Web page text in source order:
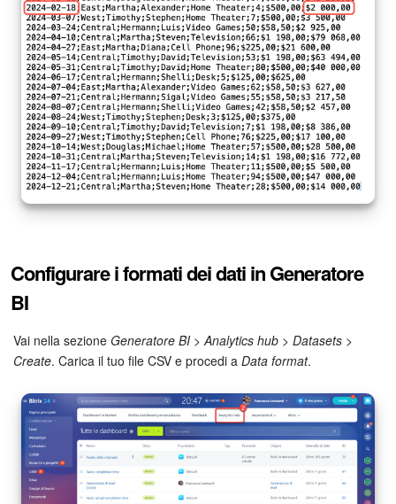
Generatore BI
Bitrix24 Market
Siti e store
Online store
Dipendenti
Firma elettronica
Automazione
Flussi di lavoro
Marketing
Configurare i formati dei dati in Generatore
BI
Vai nella sezione Generatore BI >Analytics hub > Datasets >
Create. Carica il tuo file CSV e procedi a Data format.